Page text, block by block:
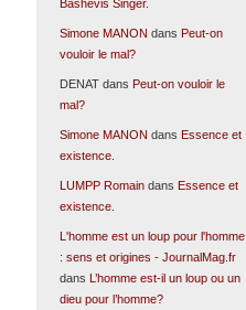
Bashevis Singer.
Simone MANON dans Peut-on
vouloir le mal?
DENATdans Peut-on vouloir le
mal?
Simone MANON dans Essence et
existence.
LUMPP Romaindans Essence et
existence.
L'homme est un loup pour l'homme
: sens et origines - JournalMag.fr
dans L’homme est-il un loup ou un
dieu pour l’homme?